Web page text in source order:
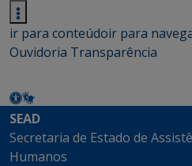
ir para conteúdoir para
Ouvidoria Transparência
SEAD
Secretaria de Estado de
Humanos